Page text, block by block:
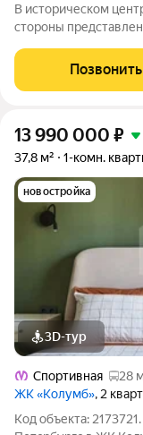
В историческом
стороны
представлены
премиум.
Позвонить
13 990 000 ₽
37,8 м² 1-комн.
новостройка
3D-тур
Спортивная
28
ЖК «Колумб», 2
Код объекта: